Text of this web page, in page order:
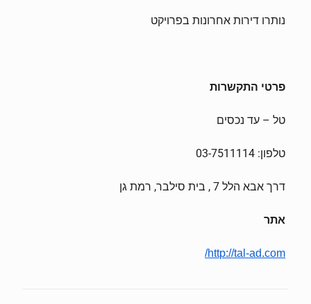
נותרו דירות אחרונות בפרויקט
פרטי התקשרות
טל – עד נכסים
טלפון: 03-7511114
דרך אבא הלל 7 , בית סילבר, רמת גן
אתר
http://tal-ad.com/